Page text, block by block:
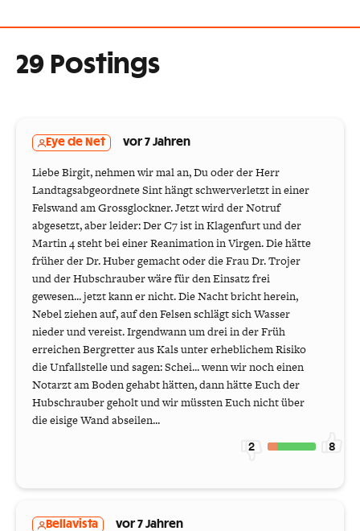
29 Postings
Eye de Net vor 7 Jahren
Liebe Birgit, nehmen wir mal an, Du oder der ​Herr
Landtagsabgeordnete Sint hängt schwerverletzt in einer
Felswand am Grossglockner. Jetzt wird der Notruf
abgesetzt, aber leider: Der C7 ist in Klagenfurt und der
Martin 4 steht bei einer Reanimation in Virgen. Die hätte
früher der Dr. Huber gemacht oder die Frau Dr. Trojer
und der Hubschrauber wäre für den Einsatz frei
gewesen... jetzt kann er nicht. Die Nacht bricht herein,
Nebel ziehen auf, auf den Felsen schlägt sich Wasser
nieder und vereist. Irgendwann um drei in der Früh
erreichen Bergretter aus Kals unter erheblichem Risiko
die Unfallstelle und sagen: Schei... wenn ​wir noch einen
Notarzt am Boden gehabt hätten, dann hätte Euch der
Hubschrauber geholt und wir müssten Euch nicht über
die eisige Wand abseilen...
2 8
Bellavista vor 7 Jahren